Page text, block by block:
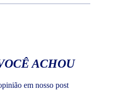
ACHOU
em nosso post